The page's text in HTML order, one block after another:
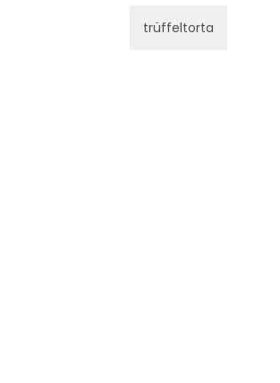
trüffeltorta